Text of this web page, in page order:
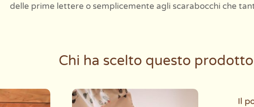
delle prime lettere o semplicemente agli scarabocchi che
Chi ha scelto questo
Questo
Il